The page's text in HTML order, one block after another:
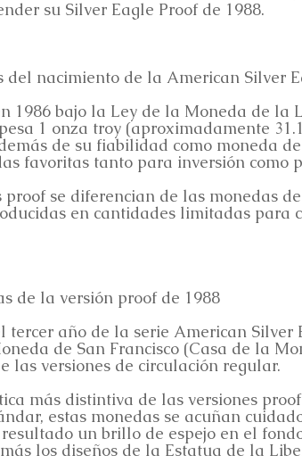
su Silver Eagle Proof de 1988.
del nacimiento de la American Silver
1986 bajo la Ley de la Moneda de la
1 onza troy (aproximadamente
de su fiabilidad como moneda
favoritas tanto para inversión como
proof se diferencian de las monedas
en cantidades limitadas para
de la versión proof de 1988
tercer año de la serie American
de San Francisco (Casa de la
las versiones de circulación regular.
más distintiva de las versiones
estas monedas se acuñan
un brillo de espejo en el
los diseños de la Estatua de la